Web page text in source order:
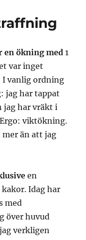
en ökning med 1
var inget
vanlig ordning
jag har tappat
jag har vräkt i
viktökning.
än att jag
en
Idag har
med
över huvud
verkligen